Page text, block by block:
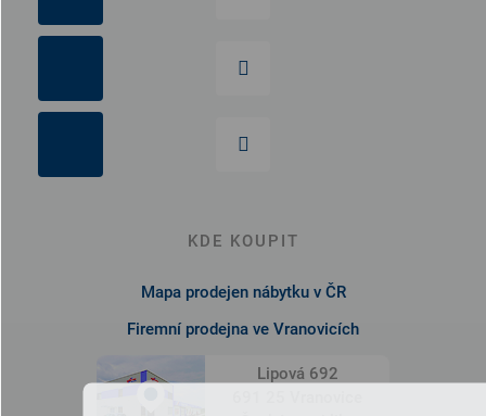
KDE KOUPIT
Mapa prodejen nábytku v ČR
Firemní prodejna ve Vranovicích
Lipová 692